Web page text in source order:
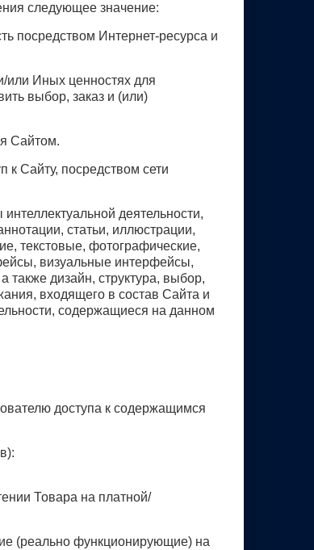
следующее значение:
посредством Интернет-ресурса и
или Иных ценностях для
выбор, заказ и (или)
Сайтом.
Сайту, посредством сети
деятельности,
статьи, иллюстрации,
текстовые, фотографические,
визуальные интерфейсы,
дизайн, структура, выбор,
входящего в состав Сайта и
содержащиеся на данном
доступа к содержащимся
Товара на платной/
(реально функционирующие) на